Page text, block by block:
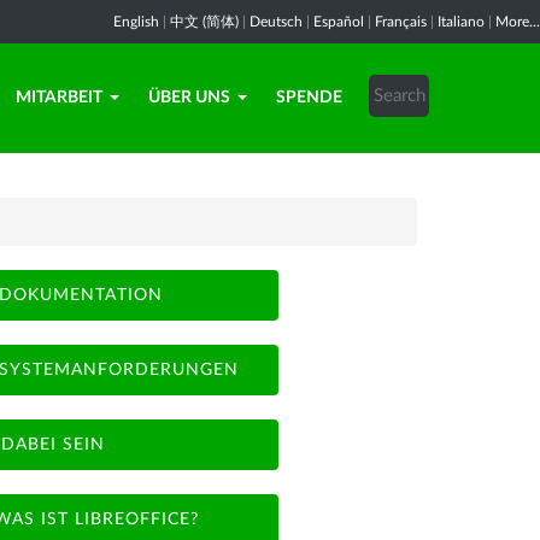
English 中文 (简体) Deutsch Español Français Italiano More...
MITARBEIT ÜBER UNS SPENDE
DOKUMENTATION
SYSTEMANFORDERUNGEN
DABEI SEIN
IST LIBREOFFICE?